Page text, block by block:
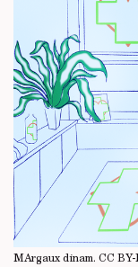
MArgaux dinam. CC